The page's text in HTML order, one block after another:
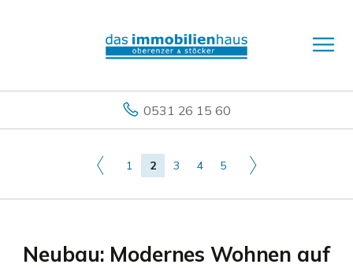
0531 26 15 60
1 2 3 4 5
Neubau: Modernes Wohnen auf